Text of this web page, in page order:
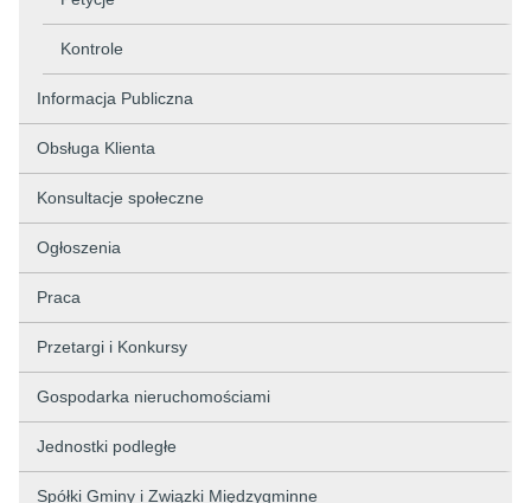
Kontrole
Informacja Publiczna
Obsługa Klienta
Konsultacje społeczne
Ogłoszenia
Praca
Przetargi i Konkursy
Gospodarka nieruchomościami
Jednostki podległe
Spółki Gminy i Związki Międzygminne